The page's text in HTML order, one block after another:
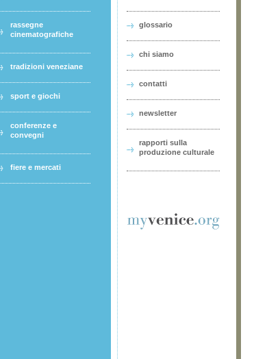
rassegne
cinematografiche
tradizioni veneziane
sport e giochi
conferenze e
convegni
fiere e mercati
glossario
chi siamo
contatti
newsletter
rapporti sulla
produzione culturale